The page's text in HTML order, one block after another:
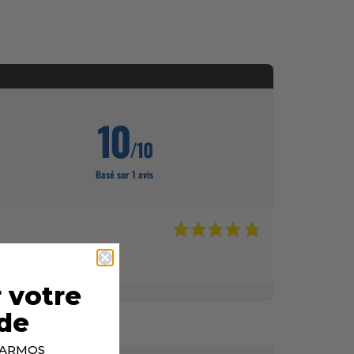
10/10
Basé sur 1 avis
votre